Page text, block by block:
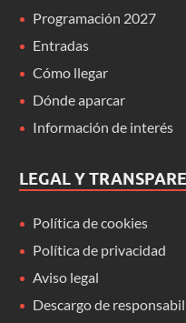
Programación 2027
Entradas
Cómo llegar
Dónde aparcar
Información de interés
LEGAL Y
Política de cookies
Política de privacidad
Aviso legal
Descargo de